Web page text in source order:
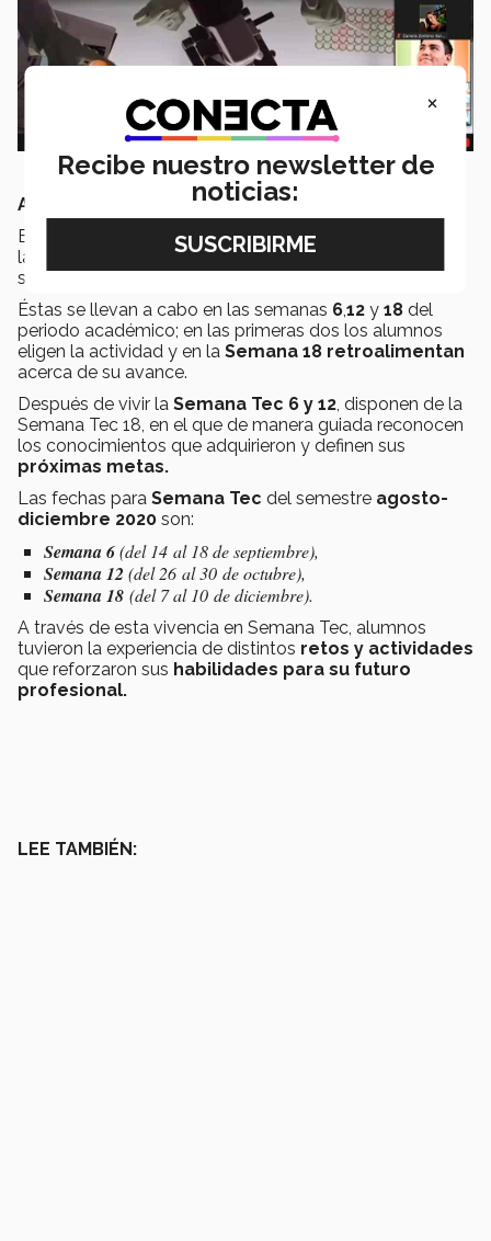
Aprendizajes para el futuro
Es importante resaltar que el plan de estudios de todas
las carreras comprendetres Semanas Tec
semestre.
Éstas se llevan a cabo en las semanas 612 y 18 del
periodo académico; en las primeras dos los alumnos
eligen la actividad y en la Semana 18 retroalimentan
acerca de su avance.
Después de vivir la Semana Tec 6 y 12 , disponen de la
Semana Tec 18, en el que de manera guiada reconocen
los conocimientos que adquirieron y definen sus
próximas metas.
Las fechas para Semana Tec del semestre agosto-
diciembre 2020 son:
Semana 6(del 14 al 18 de septiembre),
Semana 12 (del 26 al 30 de octubre),
Semana 18 (del 7 al 10 de diciembre).
A través de esta vivencia en Semana Tec, alumnos
tuvieron la experiencia de distintos retos y actividades
que reforzaron sus habilidades para su futuro
profesional.
LEE TAMBIÉN:
×
Recibe nuestro newsletter de
noticias: